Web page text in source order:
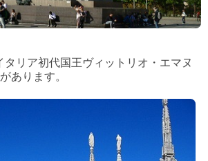
タリア初代国王ヴィットリオ・エマヌ
あります。